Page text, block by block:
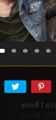
ตอนที่ 1 ดว
Jun. 04, 2017